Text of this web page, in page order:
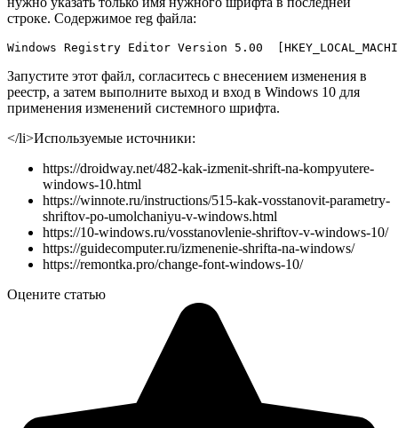
строке. Содержимое reg файла:
Windows Registry Editor Version 5.00
Запустите этот файл, согласитесь с внесением изменения в
реестр, а затем выполните выход и вход в Windows 10 для
применения изменений системного шрифта.
</li>Используемые источники:
https://droidway.net/482-kak-izmenit-shrift-na-kompyutere-
windows-10.html
https://winnote.ru/instructions/515-kak-vosstanovit-parametry-
shriftov-po-umolchaniyu-v-windows.html
https://10-windows.ru/vosstanovlenie-shriftov-v-windows-10/
https://guidecomputer.ru/izmenenie-shrifta-na-windows/
https://remontka.pro/change-font-windows-10/
Оцените статью